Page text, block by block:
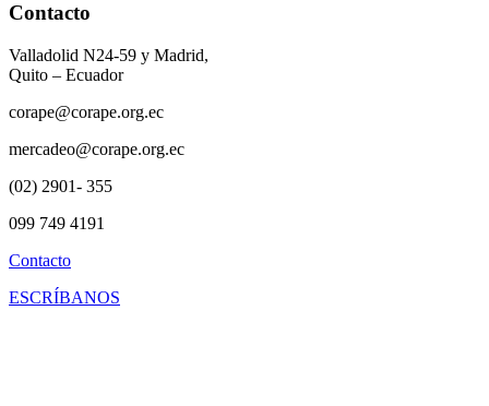
Contacto
Valladolid N24-59 y Madrid,
Quito – Ecuador
corape@corape.org.ec
mercadeo@corape.org.ec
(02) 2901- 355
099 749 4191
Contacto
ESCRÍBANOS